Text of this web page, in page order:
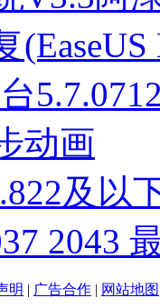
动画
及以
2043
明 | 广告合作 | 网站地图